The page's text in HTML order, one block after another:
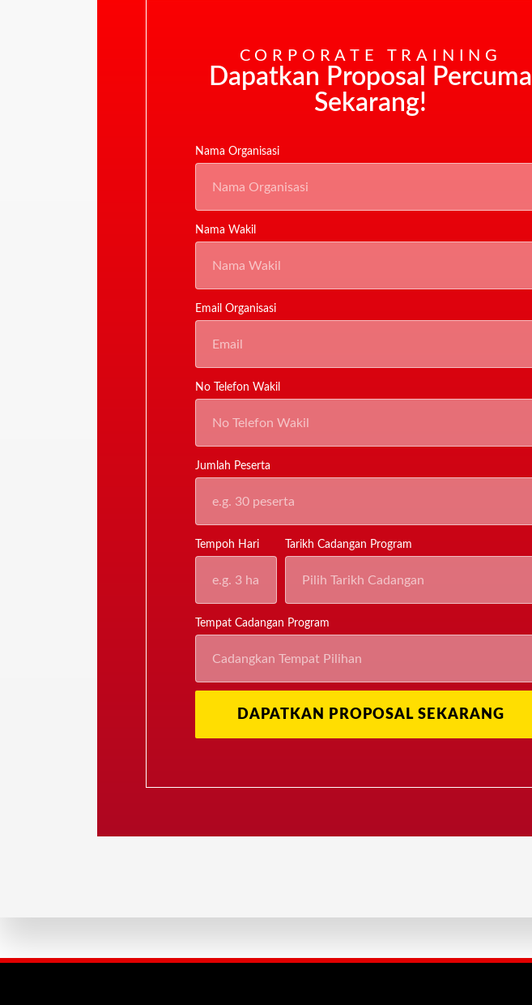
CORPORATE TRAINING
Dapatkan Proposal Percuma
Sekarang!
Nama Organisasi
Nama Wakil
Email Organisasi
No Telefon Wakil
Jumlah Peserta
Tempoh Hari Tarikh Cadangan Program
Tempat Cadangan Program
DAPATKAN PROPOSAL SEKARANG